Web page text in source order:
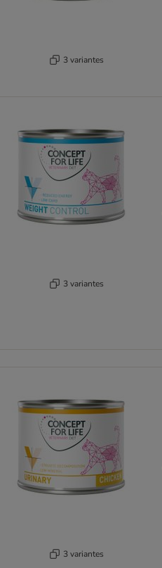
3 variantes
3 variantes
3 variantes